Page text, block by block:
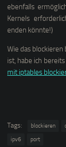
ebenfalls
Kernels
enden könnte!)
Wie das
ist, habe ich
mit iptables
Tags: blockieren
ipv6
port